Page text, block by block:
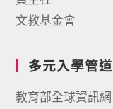
文教基金會
多元入學管道
教育部全球資訊網